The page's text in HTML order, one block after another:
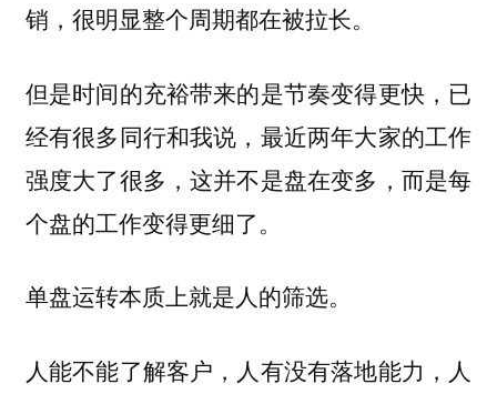
销，很明显整个周期都在被拉长。
但是时间的充裕带来的是节奏变得更快，已
经有很多同行和我说，最近两年大家的工作
强度大了很多，这并不是盘在变多，而是每
个盘的工作变得更细了。
单盘运转本质上就是人的筛选。
人能不能了解客户，人有没有落地能力，人